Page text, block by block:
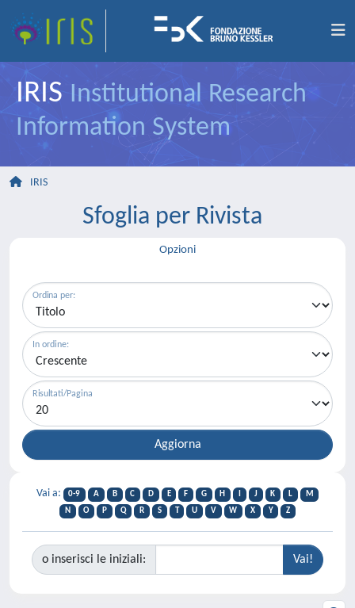
IRIS Institutional Research
Information System
IRIS
Sfoglia per Rivista
Opzioni
Ordina per:
In ordine:
Risultati/Pagina
Vai a: 0-9 A B C D E F G H J K L
M
N
O P Q R S T U V W X Y Z
o inserisci le iniziali: